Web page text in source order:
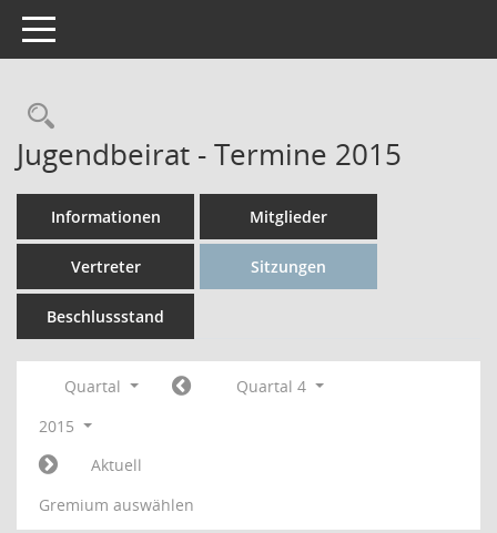
Toggle navigation
Rechercheauswahl
Jugendbeirat - Termine 2015
Informationen Mitglieder
Vertreter Sitzungen
Beschlussstand
Quartal
Quartal 4
2015
Aktuell
Gremium auswählen